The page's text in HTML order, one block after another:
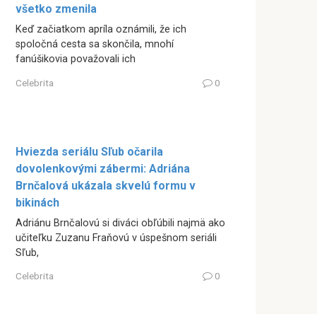
všetko zmenila
Keď začiatkom apríla oznámili, že ich
spoločná cesta sa skončila, mnohí
fanúšikovia považovali ich
Celebrita 0
Hviezda seriálu Sľub očarila
dovolenkovými zábermi: Adriána
Brnčalová ukázala skvelú formu v
bikinách
Adriánu Brnčalovú si diváci obľúbili najmä ako
učiteľku Zuzanu Fraňovú v úspešnom seriáli
Sľub,
Celebrita 0